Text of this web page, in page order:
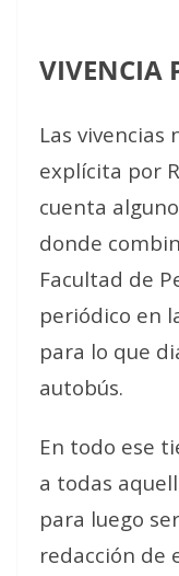
VIVENCIA
Las
explícita por
cuenta
donde
Facultad de
periódico en
para lo que
autobús.
En todo ese
a todas
para luego
redacción de